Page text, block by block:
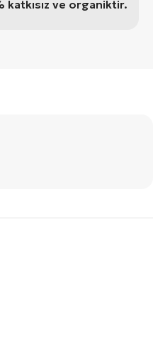
ve organiktir.